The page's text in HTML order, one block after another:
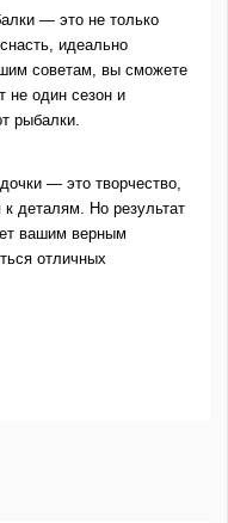
— это не только
идеально
советам, вы сможете
не один сезон и
рыбалки.
— это творчество,
к деталям. Но результат
вашим верным
отличных